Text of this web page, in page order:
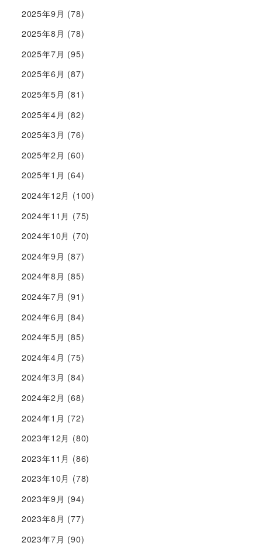
2025年9月 (78)
2025年8月 (78)
2025年7月 (95)
2025年6月 (87)
2025年5月 (81)
2025年4月 (82)
2025年3月 (76)
2025年2月 (60)
2025年1月 (64)
2024年12月 (100)
2024年11月 (75)
2024年10月 (70)
2024年9月 (87)
2024年8月 (85)
2024年7月 (91)
2024年6月 (84)
2024年5月 (85)
2024年4月 (75)
2024年3月 (84)
2024年2月 (68)
2024年1月 (72)
2023年12月 (80)
2023年11月 (86)
2023年10月 (78)
2023年9月 (94)
2023年8月 (77)
2023年7月 (90)